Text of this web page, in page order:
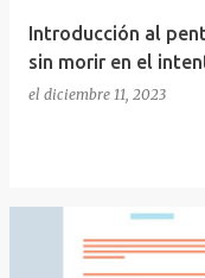
Introducción al
sin morir en el
el diciembre 11, 2023